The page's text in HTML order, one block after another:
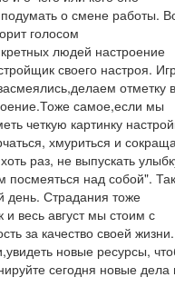
о смене работы.
голосом
людей настроение
своего настроя.
отметку в
самое,если мы
четкую картинку
хмуриться и
раз, не выпускать
посмеяться над собой". Так
день. Страдания тоже
весь август мы стоим с
за качество своей жизни.
новые ресурсы,
сегодня новые дела